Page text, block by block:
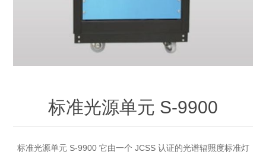
离子注入设备
外延设备
X射线晶体定向仪
硅片硅块厚度
Holoeye空间光调制器
标准样品（光伏）
等离子体局部废气处理设备
激光尘埃粒子计数器
薄层电阻量测系统
标准光源单元 S-9900
标准光源单元 S-9900 它由一个 JCSS 认证的光谱辐照度标准灯